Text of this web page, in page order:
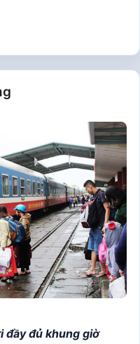
đầy đủ khung giờ